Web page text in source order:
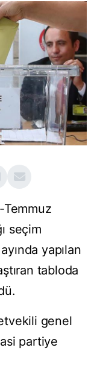
Temmuz
seçim
ında yapılan
ştıran tabloda
ü.
genel
partiye